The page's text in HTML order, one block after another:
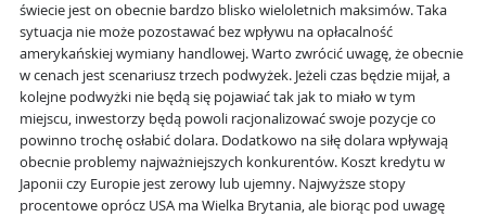
świecie jest on obecnie bardzo blisko wieloletnich maksimów. Taka
sytuacja nie może pozostawać bez wpływu na opłacalność
amerykańskiej wymiany handlowej. Warto zwrócić uwagę, że obecnie
w cenach jest scenariusz trzech podwyżek. Jeżeli czas będzie mijał, a
kolejne podwyżki nie będą się pojawiać tak jak to miało w tym
miejscu, inwestorzy będą powoli racjonalizować swoje pozycje co
powinno trochę osłabić dolara. Dodatkowo na siłę dolara wpływają
obecnie problemy najważniejszych konkurentów. Koszt kredytu w
Japonii czy Europie jest zerowy lub ujemny. Najwyższe stopy
procentowe oprócz USA ma Wielka Brytania, ale biorąc pod uwagę